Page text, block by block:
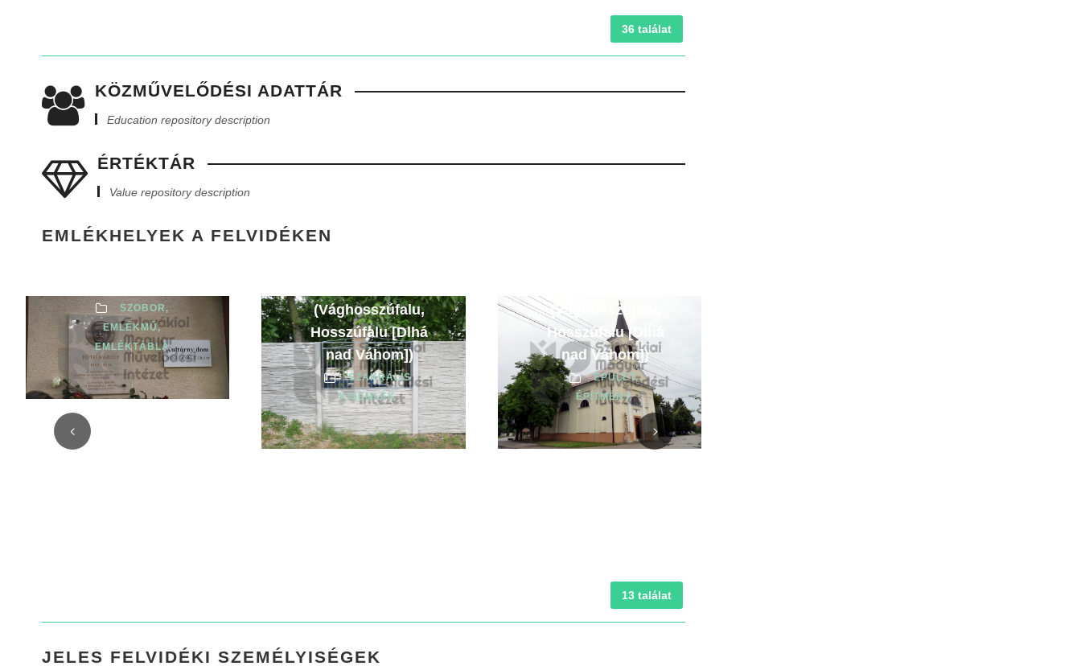
36 találat
KÖZMŰVELŐDÉSI ADATTÁR
Education repository description
ÉRTÉKTÁR
Value repository description
EMLÉKHELYEK A FELVIDÉKEN
Tóth Károly
emléktáblája
(szobor,
emlékmű,
(Vághosszúfalu,
SZOBOR,
EMLÉKMŰ,
EMLÉKTÁBLA
Szent Vendel
(Vághosszúfalu,
Hosszúfalu [Dlhá
nad Váhom])
SZAKRÁLIS
KISEMLÉK
(Vághosszúfalu,
Hosszúfalu [Dlhá
nad Váhom])
ÉPÜLET,
ÉPÍTMÉNY
13 találat
JELES FELVIDÉKI SZEMÉLYISÉGEK